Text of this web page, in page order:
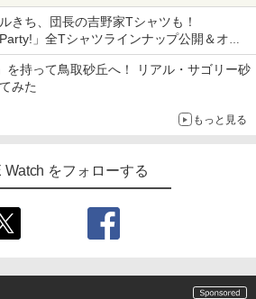
ソース」を使用した超大型チーズバーガー
きち、団長の吉野家Tシャツも！
」全Tシャツラインナップ公開＆オン
を持って鳥取砂丘へ！ リアル・サゴリー砂
みた
もっと見る
Watch をフォローする